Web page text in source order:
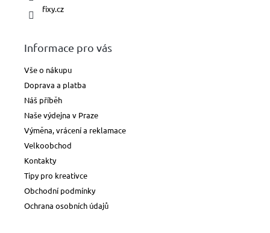
fixy.cz
Informace pro vás
Vše o nákupu
Doprava a platba
Náš příběh
Naše výdejna v Praze
Výměna, vrácení a reklamace
Velkoobchod
Kontakty
Tipy pro kreativce
Obchodní podmínky
Ochrana osobních údajů